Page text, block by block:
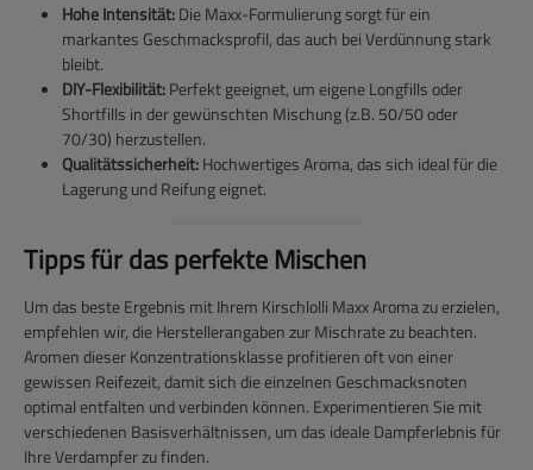
Hohe Intensität:Die Maxx-Formulierung sorgt für ein
markantes Geschmacksprofil, das auch bei Verdünnung stark
bleibt.
DIY-Flexibilität:Perfekt geeignet, um eigene Longfills oder
Shortfills in der gewünschten Mischung (z.B. 50/50 oder
70/30) herzustellen.
Qualitätssicherheit:Hochwertiges Aroma, das sich ideal für die
Lagerung und Reifung eignet.
Tipps für das perfekte Mischen
Um das beste Ergebnis mit Ihrem Kirschlolli Maxx Aroma zu erzielen,
empfehlen wir, die Herstellerangaben zur Mischrate zu beachten.
Aromen dieser Konzentrationsklasse profitieren oft von einer
gewissen Reifezeit, damit sich die einzelnen Geschmacksnoten
optimal entfalten und verbinden können. Experimentieren Sie mit
verschiedenen Basisverhältnissen, um das ideale Dampferlebnis für
Ihre Verdampfer zu finden.